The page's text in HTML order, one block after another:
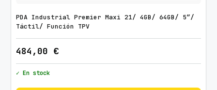
PDA Industrial Premier Maxi 21/ 4GB/ 64GB/ 5″/
Táctil/ Función TPV
484,00 €
✓ En stock